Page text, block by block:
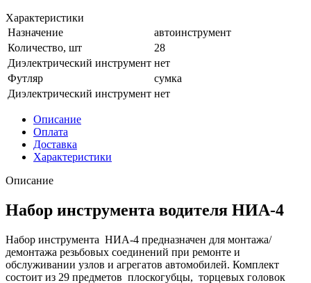
Характеристики
Назначение
автоинструмент
Количество, шт
28
Диэлектрический инструмент нет
Футляр
сумка
Диэлектрический инструмент нет
Описание
Оплата
Доставка
Характеристики
Описание
Набор инструмента водителя НИА-4
Набор инструмента НИА-4 предназначен для монтажа/
демонтажа резьбовых соединений при ремонте и
обслуживании узлов и агрегатов автомобилей. Комплект
состоит из 29 предметов плоскогубцы, торцевых головок